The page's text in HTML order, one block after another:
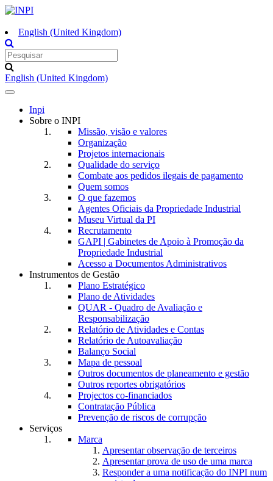
English (United Kingdom)
English (United Kingdom)
Toggle
navigation
Inpi
Sobre o INPI
Missão, visão e valores
Organização
Projetos internacionais
Qualidade do serviço
Combate aos pedidos ilegais de pagamento
Quem somos
O que fazemos
Agentes Oficiais da Propriedade Industrial
Museu Virtual da PI
Recrutamento
GAPI | Gabinetes de Apoio à Promoção da
Propriedade Industrial
Acesso a Documentos Administrativos
Instrumentos de Gestão
Plano Estratégico
Plano de Atividades
QUAR - Quadro de Avaliação e
Responsabilização
Relatório de Atividades e Contas
Relatório de Autoavaliação
Balanço Social
Mapa de pessoal
Outros documentos de planeamento e gestão
Outros reportes obrigatórios
Projectos co-financiados
Contratação Pública
Prevenção de riscos de corrupção
Serviços
Marca
Apresentar observação de terceiros
Apresentar prova de uso de uma marca
Responder a uma notificação do INPI num